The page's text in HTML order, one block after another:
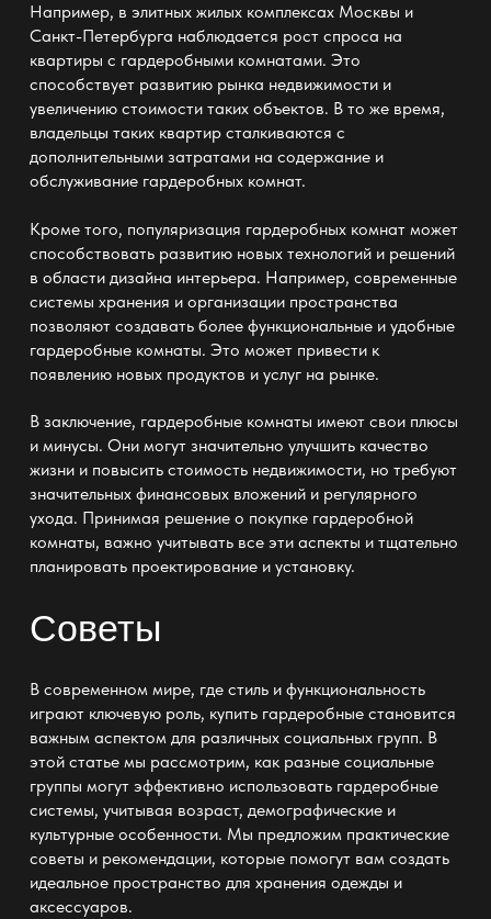
Например, в элитных жилых комплексах Москвы и
Санкт-Петербурга наблюдается рост спроса на
квартиры с гардеробными комнатами. Это
способствует развитию рынка недвижимости и
увеличению стоимости таких объектов. В то же время,
владельцы таких квартир сталкиваются с
дополнительными затратами на содержание и
обслуживание гардеробных комнат.
Кроме того, популяризация гардеробных комнат может
способствовать развитию новых технологий и решений
в области дизайна интерьера. Например, современные
системы хранения и организации пространства
позволяют создавать более функциональные и удобные
гардеробные комнаты. Это может привести к
появлению новых продуктов и услуг на рынке.
В заключение, гардеробные комнаты имеют свои плюсы
и минусы. Они могут значительно улучшить качество
жизни и повысить стоимость недвижимости, но требуют
значительных финансовых вложений и регулярного
ухода. Принимая решение о покупке гардеробной
комнаты, важно учитывать все эти аспекты и тщательно
планировать проектирование и установку.
Советы
В современном мире, где стиль и функциональность
играют ключевую роль, купить гардеробныестановится
важным аспектом для различных социальных групп. В
этой статье мы рассмотрим, как разные социальные
группы могут эффективно использовать гардеробные
системы, учитывая возраст, демографические и
культурные особенности. Мы предложим практические
советы и рекомендации, которые помогут вам создать
идеальное пространство для хранения одежды и
аксессуаров.